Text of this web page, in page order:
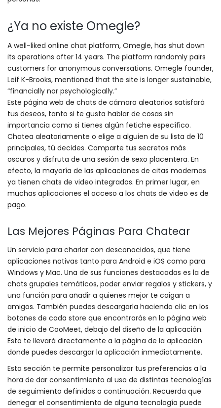
¿Ya no existe Omegle?
A well-liked online chat platform, Omegle, has shut down
its operations after 14 years. The platform randomly pairs
customers for anonymous conversations. Omegle founder,
Leif K-Brooks, mentioned that the site is longer sustainable,
“financially nor psychologically.”
Este página web de chats de cámara aleatorios satisfará
tus deseos, tanto si te gusta hablar de cosas sin
importancia como si tienes algún fetiche específico.
Chatea aleatoriamente o elige a alguien de su lista de 10
principales, tú decides. Comparte tus secretos más
oscuros y disfruta de una sesión de sexo placentera. En
efecto, la mayoría de las aplicaciones de citas modernas
ya tienen chats de video integrados. En primer lugar, en
muchas aplicaciones el acceso a los chats de video es de
pago.
Las Mejores Páginas Para Chatear
Un servicio para charlar con desconocidos, que tiene
aplicaciones nativas tanto para Android e iOS como para
Windows y Mac. Una de sus funciones destacadas es la de
chats grupales temáticos, poder enviar regalos y stickers, y
una función para añadir a quienes mejor te caigan a
amigos. También puedes descargarla haciendo clic en los
botones de cada store que encontrarás en la página web
de inicio de CooMeet, debajo del diseño de la aplicación.
Esto te llevará directamente a la página de la aplicación
donde puedes descargar la aplicación inmediatamente.
Esta sección te permite personalizar tus preferencias a la
hora de dar consentimiento al uso de distintas tecnologías
de seguimiento definidas a continuación. Recuerda que
denegar el consentimiento de alguna tecnología puede